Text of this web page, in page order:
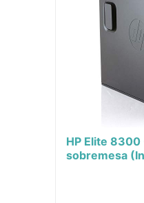
HP Elite
sobremesa